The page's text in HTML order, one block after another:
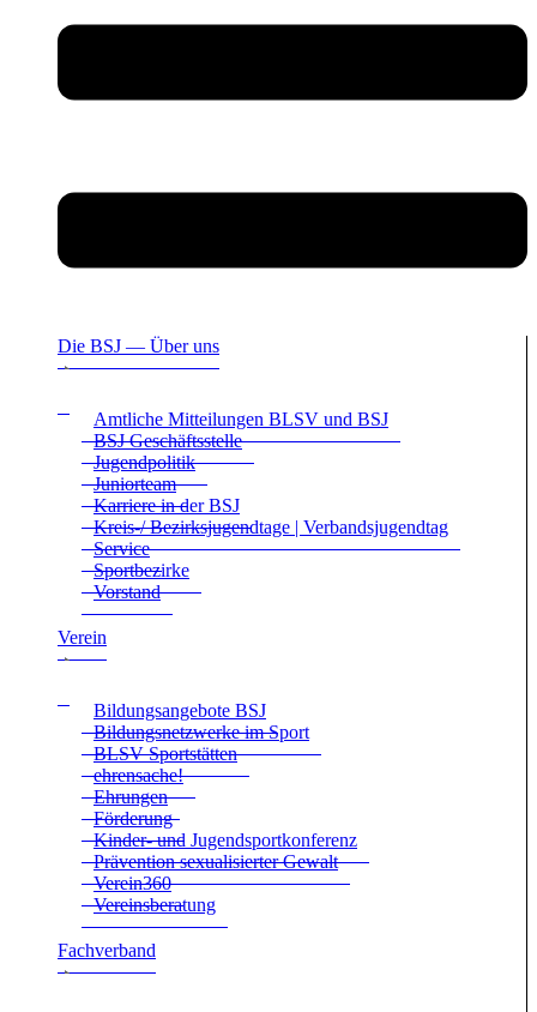
Die BSJ — Über uns
Amt­li­che Mit­tei­lun­gen BLSV und BSJ
BSJ Geschäfts­stelle
Jugend­po­li­tik
Juni­or­team
Kar­riere in der BSJ
Kreis-/ Bezirks­ju­gend­tage | Ver­bands­ju­gend­tag
Ser­vice
Sport­be­zirke
Vor­stand
Ver­ein
Bil­dungs­an­ge­bote BSJ
Bil­dungs­netz­werke im Sport
BLSV Sport­stät­ten
ehren­sa­che!
Ehrun­gen
För­de­rung
Kin­der- und Jugend­sport­kon­fe­renz
Prä­ven­tion sexua­li­sier­ter Gewalt
Verein360
Ver­eins­be­ra­tung
Fach­ver­band